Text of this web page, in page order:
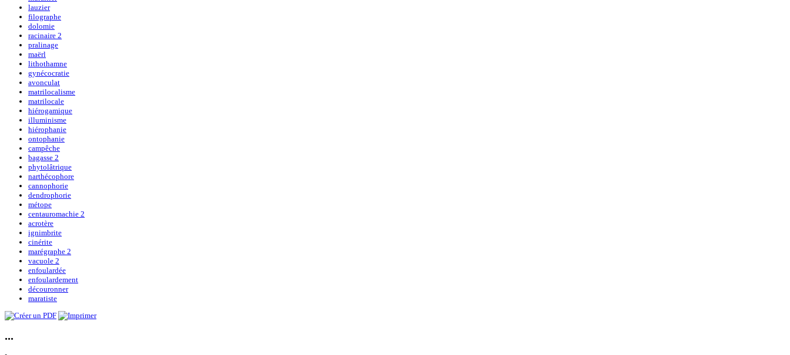
lauzier
filographe
dolomie
racinaire 2
pralinage
maërl
lithothamne
gynécocratie
avonculat
matrilocalisme
matrilocale
hiérogamique
illuminisme
hiérophanie
ontophanie
campêche
bagasse 2
phytolâtrique
narthécophore
cannophorie
dendrophorie
métope
centauromachie 2
acrotère
ignimbrite
cinérite
marégraphe 2
vacuole 2
enfoulardée
enfoulardement
découronner
maratiste
...